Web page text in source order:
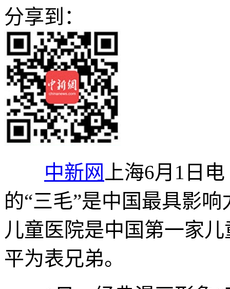
分享到：
中新网 上海6月1日
的“三毛”是中国最具影
儿童医院是中国第一家
平为表兄弟。